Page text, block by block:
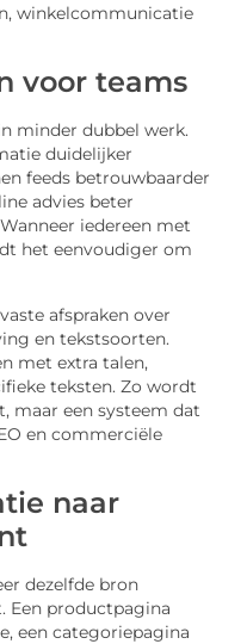
winkelcommunicatie
voor teams
minder dubbel werk.
duidelijker
feeds betrouwbaarder
advies beter
iedereen met
het eenvoudiger om
afspraken over
en tekstsoorten.
met extra talen,
teksten. Zo wordt
maar een systeem dat
en commerciële
naar
dezelfde bron
Een productpagina
een categoriepagina